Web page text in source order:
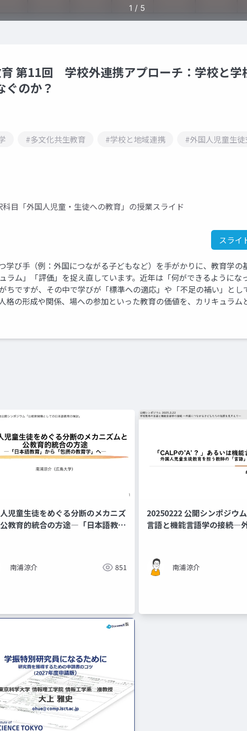
第11回 学校外連携アプローチ：学校と学
ぐのか？
#多文化共生教育 #学校と地域連携
#外国人児童生
目「外国人児童・生徒への教育」の授業スライド
スライ
学び手（例：外国につながる子どもなど）を手がかりに、教育学の
ラム」「評価」を捉え直しています。近年は「何ができるようにな
ちですが、その中で学びが「標準への適応」や「不足の補い」とし
格の形成や関係、場への参加といった教育の価値を、カリキュラム
児童生徒をめぐる分断のメカニズ
教育的統合の方途―「日本語教
ンポジウム「公教育保障としての日
育の検討」資料）
南浦涼介 851
20250222 公開シンポジウ
言語と機能言語学の接続―
南浦涼介